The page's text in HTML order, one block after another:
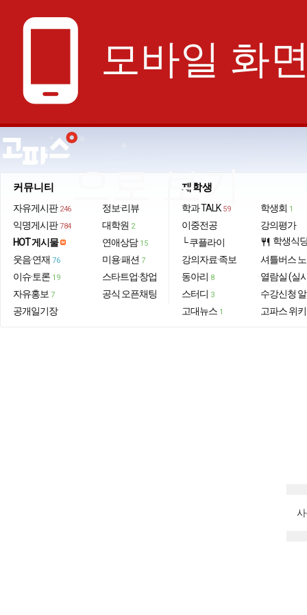
phone_android 모바일 화
으로 보기
커뮤니티
자유게시판 246
익명게시판 784
HOT 게시물
웃음·연재 76
이슈·토론 19
자유홍보 7
공개일기장
정보·리뷰
대학원 2
연애상담 15
미용·패션 7
스타트업·창업
공식 오픈채팅
재학생
학과 TALK 59
이중전공
└ 쿠플라이
강의자료·족보
동아리 8
스터디 3
고대뉴스 1
학생회 1
강의평가
restaurant 학생식
셔틀버스
열람실 (실
수강신청
고파스 위키